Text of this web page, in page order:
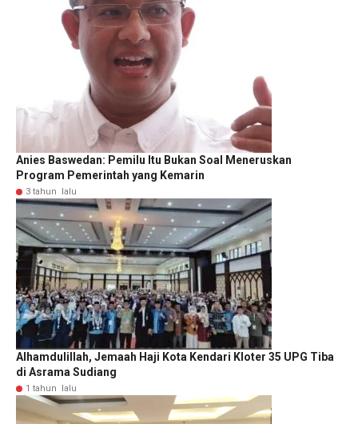
Anies Baswedan: Pemilu Itu Bukan Soal Meneruskan
Program Pemerintah yang Kemarin
3 tahun lalu
Alhamdulillah, Jemaah Haji Kota Kendari Kloter 35 UPG Tiba
di Asrama Sudiang
1 tahun lalu